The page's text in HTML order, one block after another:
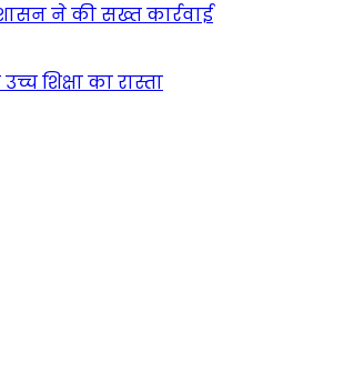
ने की सख्त कार्रवाई
शिक्षा का रास्ता